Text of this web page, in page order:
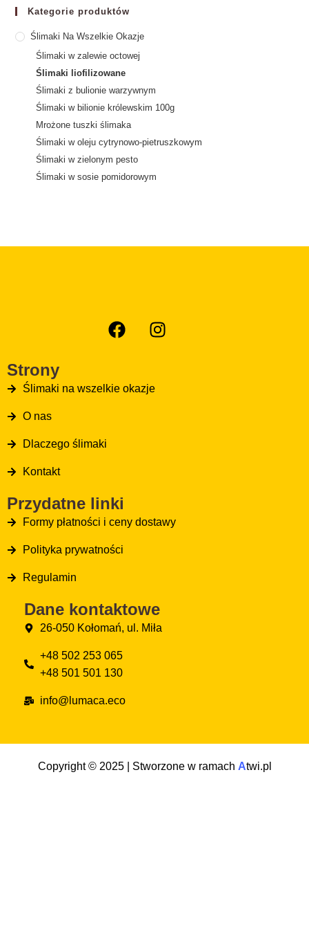
Kategorie produktów
Ślimaki Na Wszelkie Okazje
Ślimaki w zalewie octowej
Ślimaki liofilizowane
Ślimaki z bulionie warzywnym
Ślimaki w bilionie królewskim 100g
Mrożone tuszki ślimaka
Ślimaki w oleju cytrynowo-pietruszkowym
Ślimaki w zielonym pesto
Ślimaki w sosie pomidorowym
Strony
Ślimaki na wszelkie okazje
O nas
Dlaczego ślimaki
Kontakt
Przydatne linki
Formy płatności i ceny dostawy
Polityka prywatności
Regulamin
Dane kontaktowe
26-050 Kołomań, ul. Miła
+48 502 253 065
+48 501 501 130
info@lumaca.eco
Copyright © 2025 | Stworzone w ramach Atwi.pl